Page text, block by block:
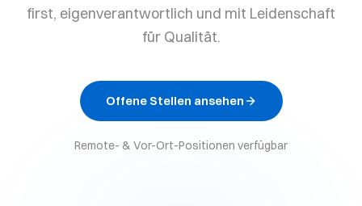
first, eigenverantwortlich und mit Leidenschaft
für Qualität.
Offene Stellen ansehen
Remote- & Vor-Ort-Positionen verfügbar